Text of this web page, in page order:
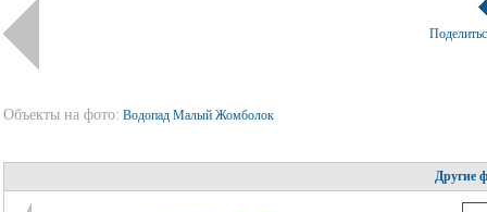
Объекты на фото: Водопад Малый Жомболок
Другие